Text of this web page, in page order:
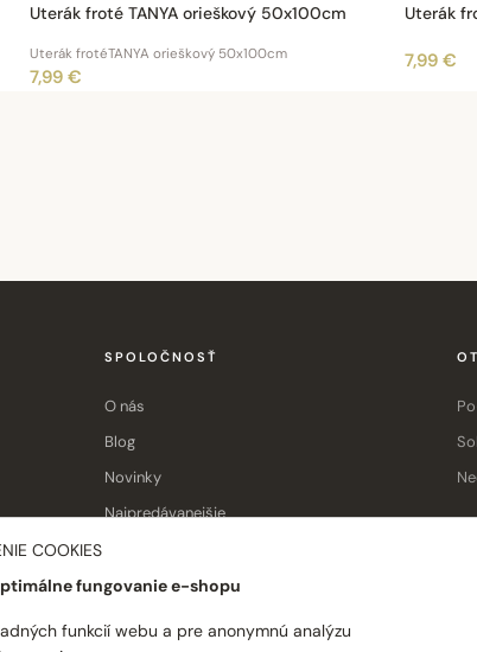
Uterák froté TANYA orieškový 50x100cm
Uterák frotéTANYA orieškový 50x100cm
7,99 €
Uterák
7,99 €
SPOLOČNOSŤ
O nás
Blog
Novinky
Najpredávanejšie
COOKIES
fungovanie e-shopu
funkcií webu a pre anonymnú analýzu